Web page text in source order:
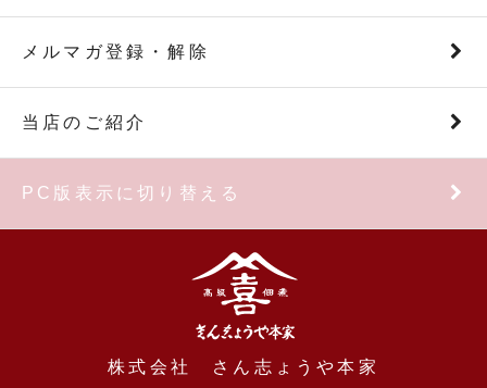
メルマガ登録・解除
当店のご紹介
PC版表示に切り替える
株式会社 さん志ょうや本家